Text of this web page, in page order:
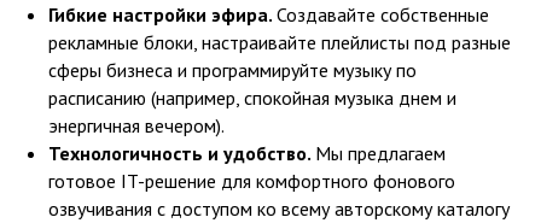
Гибкие настройки эфира. Создавайте собственные
рекламные блоки, настраивайте плейлисты под разные
сферы бизнеса и программируйте музыку по
расписанию (например, спокойная музыка днем и
энергичная вечером).
Технологичность и удобство. Мы предлагаем
готовое IT-решение для комфортного фонового
озвучивания с доступом ко всему авторскому каталогу